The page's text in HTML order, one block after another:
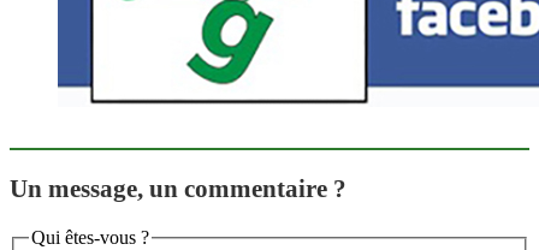
Un message, un commentaire ?
Qui êtes-vous ?